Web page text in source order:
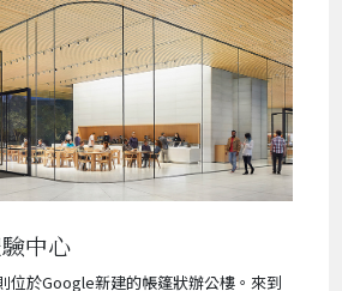
中心
位於Google新建的帳篷狀辦公樓。來到